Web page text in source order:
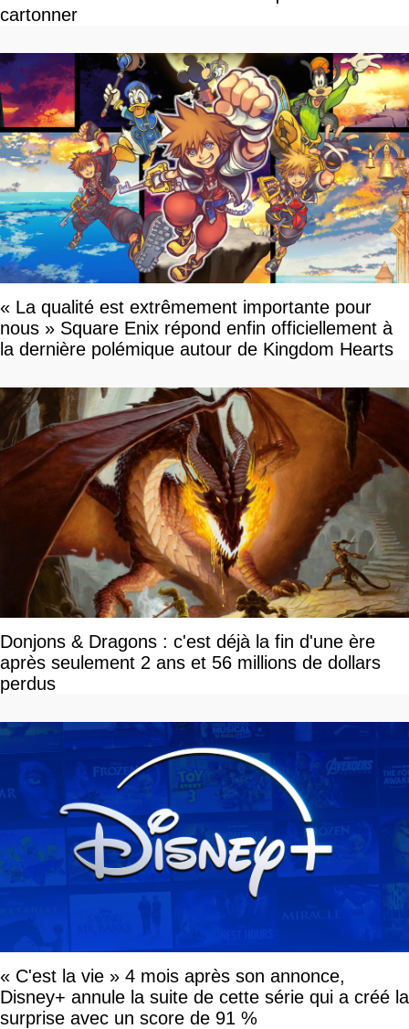
cartonner
« La qualité est extrêmement importante pour
nous » Square Enix répond enfin officiellement à
la dernière polémique autour de Kingdom Hearts
Donjons & Dragons : c'est déjà la fin d'une ère
après seulement 2 ans et 56 millions de dollars
perdus
« C'est la vie » 4 mois après son annonce,
Disney+ annule la suite de cette série qui a créé la
surprise avec un score de 91 %